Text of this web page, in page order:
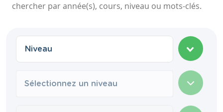
chercher par année(s), cours, niveau ou mots-clés.
Sélectionnez un niveau